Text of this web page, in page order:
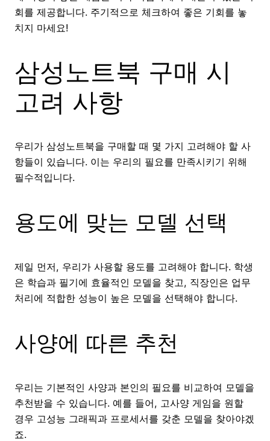
회를 제공합니다. 주기적으로 체크하여 좋은 기회를 놓
치지 마세요!
삼성노트북 구매 시
고려 사항
우리가 삼성노트북을 구매할 때 몇 가지 고려해야 할 사
항들이 있습니다. 이는 우리의 필요를 만족시키기 위해
필수적입니다.
용도에 맞는 모델 선택
제일 먼저, 우리가 사용할 용도를 고려해야 합니다. 학생
은 학습과 필기에 효율적인 모델을 찾고, 직장인은 업무
처리에 적합한 성능이 높은 모델을 선택해야 합니다.
사양에 따른 추천
우리는 기본적인 사양과 본인의 필요를 비교하여 모델을
추천받을 수 있습니다. 예를 들어, 고사양 게임을 원할
경우 고성능 그래픽과 프로세서를 갖춘 모델을 찾아야겠
죠.